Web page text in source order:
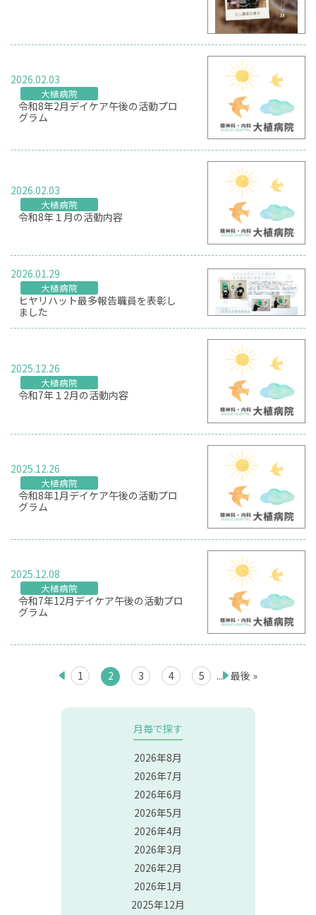
2026.02.03
大植病院
令和8年2月デイケア午後の活動プロ
グラム
2026.02.03
大植病院
令和8年１月の活動内容
2026.01.29
大植病院
ヒヤリハット最多報告職員を表彰し
ました
2025.12.26
大植病院
令和7年１2月の活動内容
2025.12.26
大植病院
令和8年1月デイケア午後の活動プロ
グラム
2025.12.08
大植病院
令和7年12月デイケア午後の活動プロ
グラム
1 2 3 4 5 ... 最後 »
月毎で探す
2026年8月
2026年7月
2026年6月
2026年5月
2026年4月
2026年3月
2026年2月
2026年1月
2025年12月